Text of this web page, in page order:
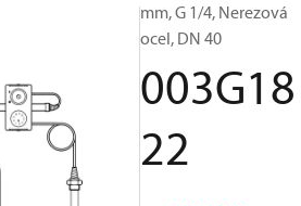
mm, G 1/4, Nerezová
ocel, DN 40
003G18
22